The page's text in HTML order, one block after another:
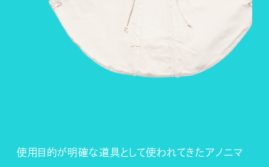
使用目的が明確な道具として使われてきたアノニマ